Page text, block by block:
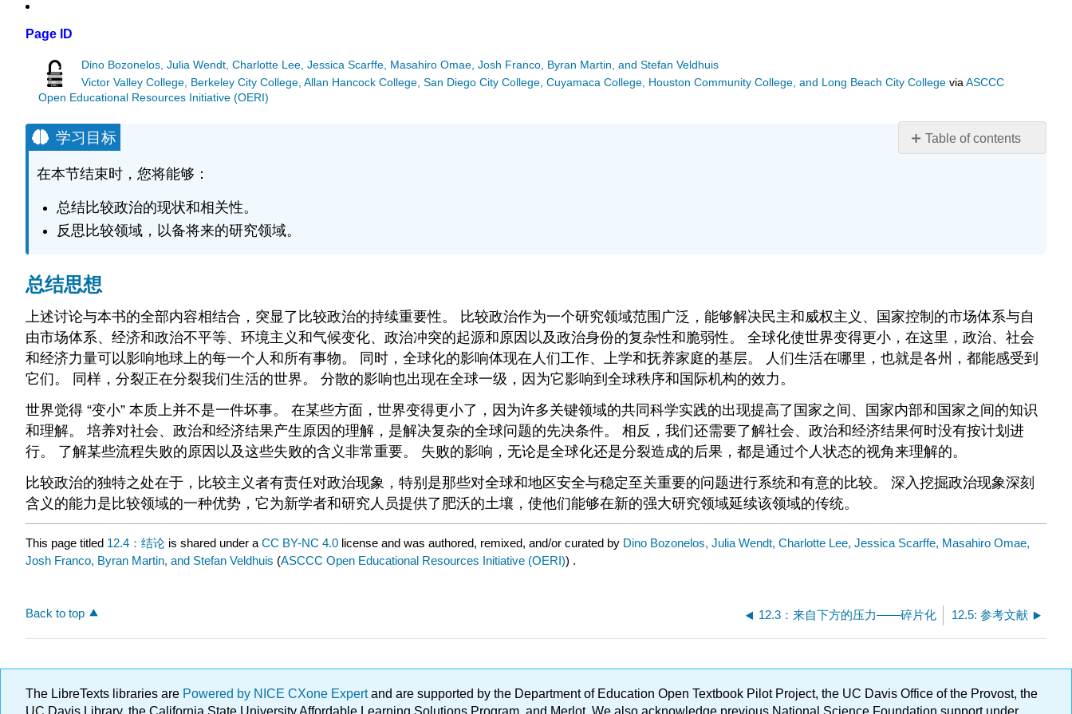
Page ID
Dino Bozonelos, Julia Wendt, Charlotte Lee, Jessica Scarffe, Masahiro Omae, Josh Franco, Byran Martin, and Stefan Veldhuis
Victor Valley College, Berkeley City College, Allan Hancock College, San Diego City College, Cuyamaca College, Houston Community College, and Long Beach City College viaASCCC
Open Educational Resources Initiative (OERI)
Table of contents
学习目标
在本节结束时，您将能够：
总结比较政治的现状和相关性。
反思比较领域，以备将来的研究领域。
总结思想
上述讨论与本书的全部内容相结合，突显了比较政治的持续重要性。 比较政治作为一个研究领域范围广泛，能够解决民主和威权主义、国家控制的市场体系与自
由市场体系、经济和政治不平等、环境主义和气候变化、政治冲突的起源和原因以及政治身份的复杂性和脆弱性。 全球化使世界变得更小，在这里，政治、社会
和经济力量可以影响地球上的每一个人和所有事物。 同时，全球化的影响体现在人们工作、上学和抚养家庭的基层。 人们生活在哪里，也就是各州，都能感受到
它们。 同样，分裂正在分裂我们生活的世界。 分散的影响也出现在全球一级，因为它影响到全球秩序和国际机构的效力。
世界觉得 “变小” 本质上并不是一件坏事。 在某些方面，世界变得更小了，因为许多关键领域的共同科学实践的出现提高了国家之间、国家内部和国家之间的知识
和理解。 培养对社会、政治和经济结果产生原因的理解，是解决复杂的全球问题的先决条件。 相反，我们还需要了解社会、政治和经济结果何时没有按计划进
行。 了解某些流程失败的原因以及这些失败的含义非常重要。 失败的影响，无论是全球化还是分裂造成的后果，都是通过个人状态的视角来理解的。
比较政治的独特之处在于，比较主义者有责任对政治现象，特别是那些对全球和地区安全与稳定至关重要的问题进行系统和有意的比较。 深入挖掘政治现象深刻
含义的能力是比较领域的一种优势，它为新学者和研究人员提供了肥沃的土壤，使他们能够在新的强大研究领域延续该领域的传统。
This page titled 12.4：结论 is shared under a CC BY-NC 4.0 license and was authored, remixed, and/or curated by Dino Bozonelos, Julia Wendt, Charlotte Lee, Jessica Scarffe, Masahiro Omae,
Josh Franco, Byran Martin, and Stefan Veldhuis (ASCCC Open Educational Resources Initiative (OERI)) .
Back to top 12.3：来自下方的压力——碎片化 12.5: 参考文献
The LibreTexts libraries are Powered by NICE CXone Expertand are supported by the Department of Education Open Textbook Pilot Project, the UC Davis Office of the Provost, the
UC Davis Library, the California State University Affordable Learning Solutions Program, and Merlot. We also acknowledge previous National Science Foundation support under